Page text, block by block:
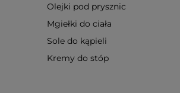
Olejki pod prysznic
Mgiełki do ciała
Sole do kąpieli
Kremy do stóp